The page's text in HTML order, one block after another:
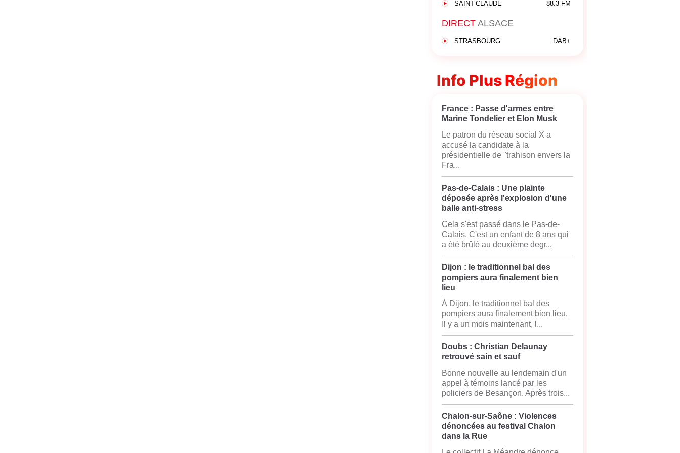
SAINT-CLAUDE 88.3 FM
DIRECTALSACE
STRASBOURG DAB+
Info Plus Région
France : Passe d'armes entre
Marine Tondelier et Elon Musk
Le patron du réseau social X a
accusé la candidate à la
présidentielle de "trahison envers la
Fra...
Pas-de-Calais : Une plainte
déposée après l'explosion d'une
balle anti-stress
Cela s'est passé dans le Pas-de-
Calais. C'est un enfant de 8 ans qui
a été brûlé au deuxième degr...
Dijon : le traditionnel bal des
pompiers aura finalement bien
lieu
À Dijon, le traditionnel bal des
pompiers aura finalement bien lieu.
Il y a un mois maintenant, l...
Doubs : Christian Delaunay
retrouvé sain et sauf
Bonne nouvelle au lendemain d'un
appel à témoins lancé par les
policiers de Besançon. Après trois...
Chalon-sur-Saône : Violences
dénoncées au festival Chalon
dans la Rue